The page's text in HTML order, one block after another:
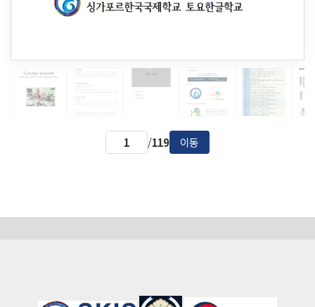
/119 이동